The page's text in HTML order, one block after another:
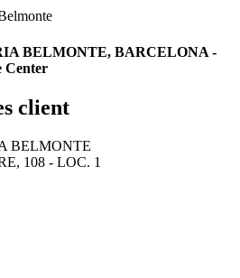
BELMONTE, BARCELONA -
Center
client
BELMONTE
108 - LOC. 1